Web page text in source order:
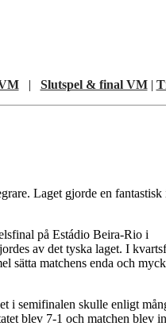
| Slutspel & final VM|
Laget gjorde en
på Estádio Beira-Rio i
av det tyska laget. I
matchens enda och
semifinalen skulle enligt
blev 7-1 och matchen blev